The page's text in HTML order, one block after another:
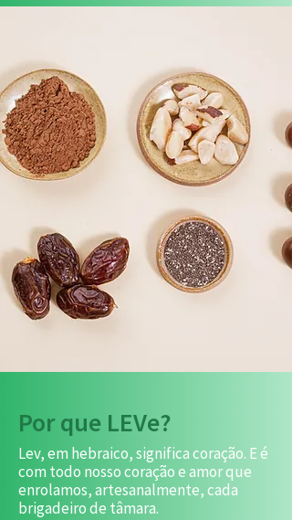
Por que LEVe?
Lev, em hebraico, significa coração. E é
com todo nosso coração e amor que
enrolamos, artesanalmente, cada
brigadeiro de tâmara.